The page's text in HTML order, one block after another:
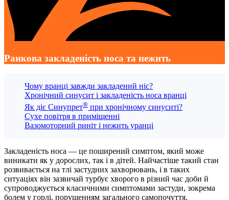
Ранкова закладеність носа та нежить
Чому вранці завжди закладений ніс?
Хронічний синусит і закладеність носа вранці
Як діє Синупрет® при хронічному синуситі?
Сухе повітря в приміщенні
Вазомоторний риніт і нежить уранці
Закладеність носа — це поширений симптом, який може
виникати як у дорослих, так і в дітей. Найчастіше такий стан
розвивається на тлі застудних захворювань, і в таких
ситуаціях він зазвичай турбує хворого в різний час доби й
супроводжується класичними симптомами застуди, зокрема
болем у горлі, порушенням загального самопочуття,